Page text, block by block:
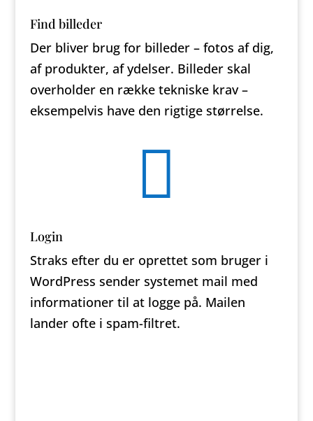
Find billeder
Der bliver brug for billeder – fotos af dig,
af produkter, af ydelser. Billeder skal
overholder en række tekniske krav –
eksempelvis have den rigtige størrelse.

Login
Straks efter du er oprettet som bruger i
WordPress sender systemet mail med
informationer til at logge på. Mailen
lander ofte i spam-filtret.